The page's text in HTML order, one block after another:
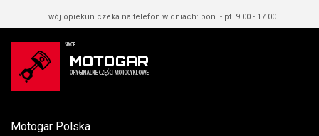
Twój opiekun czeka na telefon w dniach: pon. - pt. 9.00 - 17.00
Motogar Polska